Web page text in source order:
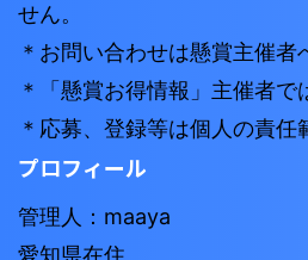
せん。
＊お問い合わせは懸賞主催者
＊「懸賞お得情報」主催者で
＊応募、登録等は個人の責任
プロフィール
管理人：maaya
愛知県在住